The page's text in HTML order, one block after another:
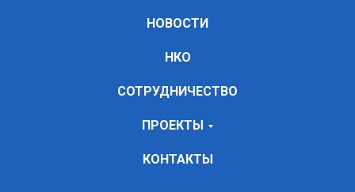
НОВОСТИ
НКО
СОТРУДНИЧЕСТВО
ПРОЕКТЫ
КОНТАКТЫ